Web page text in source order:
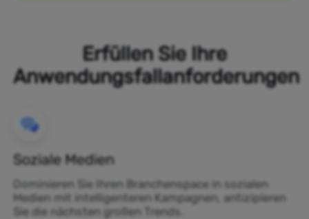
Erfüllen Sie Ihre
Anwendungsfallanforderungen
Soziale Medien
Dominieren Sie Ihren Branchenspace in sozialen
Medien mit intelligenteren Kampagnen, antizipieren
Sie die nächsten großen Trends.